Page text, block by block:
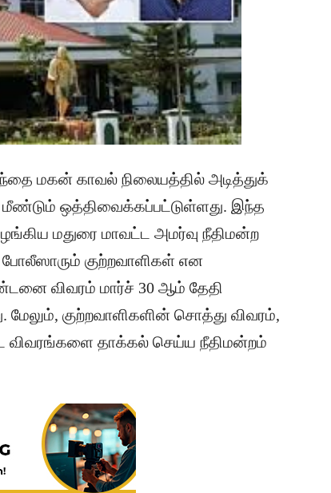
மகன் காவல் நிலையத்தில் அடித்துக்
ஒத்திவைக்கப்பட்டுள்ளது. இந்த
மதுரை மாவட்ட அமர்வு நீதிமன்ற
போலீஸாரும் குற்றவாளிகள் என
விவரம் மார்ச் 30 ஆம் தேதி
மேலும், குற்றவாளிகளின் சொத்து விவரம்,
விவரங்களை தாக்கல் செய்ய நீதிமன்றம்